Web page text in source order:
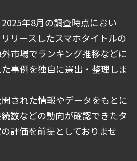
年8月の調査時点におい
リースしたスマホタイトルの
市場でランキング推移などに
事例を独自に選出・整理しま
開された情報やデータをもとに
数などの動向が確認できたタ
評価を前提としておりませ